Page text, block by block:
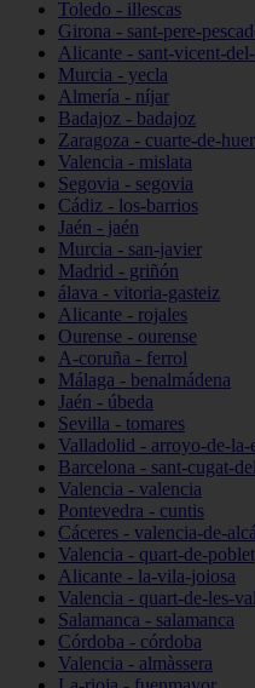
Toledo - illescas
Girona - sant-pere-
Alicante - sant-vicent-
Murcia - yecla
Almería - níjar
Badajoz - badajoz
Zaragoza - cuarte-de-
Valencia - mislata
Segovia - segovia
Cádiz - los-barrios
Jaén - jaén
Murcia - san-javier
Madrid - griñón
álava - vitoria-gasteiz
Alicante - rojales
Ourense - ourense
A-coruña - ferrol
Málaga - benalmádena
Jaén - úbeda
Sevilla - tomares
Valladolid - arroyo-de-la-
Barcelona - sant-cugat-
Valencia - valencia
Pontevedra - cuntis
Cáceres - valencia-de-
Valencia - quart-de-poblet
Alicante - la-vila-joiosa
Valencia - quart-de-les-
Salamanca - salamanca
Córdoba - córdoba
Valencia - almàssera